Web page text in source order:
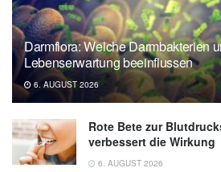
Darmflora: Welche Darmbakterien
Lebenserwartung beeinflussen
6. AUGUST 2026
Rote Bete zur
verbessert die Wirkung
6. AUGUST 2026